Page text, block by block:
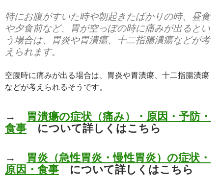
特にお腹がすいた時や朝起きたばかりの時、昼食
や夕食前など、胃が空っぽの時に痛みが出るとい
う場合は、胃炎や胃潰瘍、十二指腸潰瘍などが考
えられます。
空腹時に痛みが出る場合は、胃炎や胃潰瘍、十二指腸潰瘍
などが考えられるそうです。
→
胃潰瘍の症状（痛み）・原因・予防・
食事 について詳しくはこちら
→
胃炎（急性胃炎・慢性胃炎）の症状・
原因・食事 について詳しくはこちら